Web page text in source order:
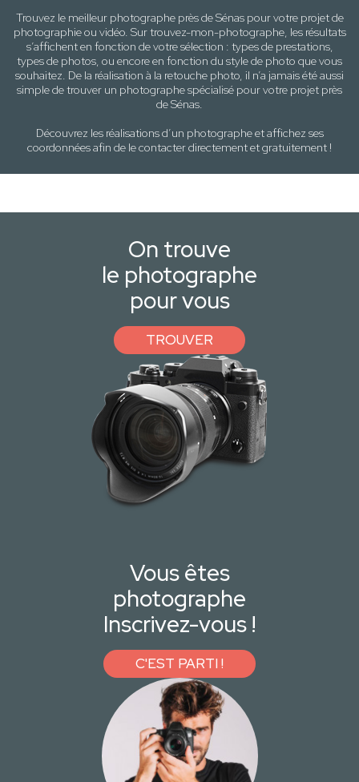
Trouvez le meilleur photographe près deSénaspour votre projet de
photographie ou vidéo. Sur trouvez-mon-photographe, les résultats
s’affichent en fonction de votre sélection : types de prestations,
types de photos, ou encore en fonction du stylede photo que vous
souhaitez. De la réalisation à la retouche photo, il n’a jamais été aussi
simple de trouver un photographe spécialisé pour votre projet près
deSénas.
Découvrez les réalisations d’un photographe et affichez ses
coordonnées afin de le contacter directement et gratuitement !
On trouve
le photographe
pour vous
TROUVER
Vous êtes
photographe
Inscrivez-vous !
C'EST PARTI !